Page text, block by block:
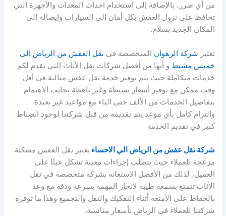
من أي ضرر، بالإضافة إلى استخدام احداث المعدات والأجهزة التي
تحافظ على نزول العفش بكل أمان إلى السيارات وإيصاله إلى
المكان الجديد بسلام.
تعتبر شركة الرهوان المتخصصة فى نقل العفش من الرياض الي
خميس مشيط و أبها من أفضل شركات نقل الأثاث التي تقدم لكم
خدمات متكاملة حيث يتم توفير خدمة نقل عفش مثالية في أقل
وقت ممكن مع توفير أسعار بسيطة وغير باهظة بجانب الاهتمام
بتفاصيل الخدمات من الألف حتى الياء مع مواعيد غير بعيدة
والتزام كامل بأي موعد يتم تقديمه من قبل شركتنا لوجود انضباط
كبير في تقديم الخدمة
شركة نقل عفش من الرياض الي الاحساء يعتبر نقل العفش مشكلة
مزعجة للعملاء حيث يتطلب إجراءات معينة تشكل عبئًا على
العميل، لذلك من الأفضل الاستعانة بشركة متخصصة في نقل
الأثاث تتمتع بسمعة طيبة لإنجاز المهمة بسرعة ودقة مع وعد
بالحفاظ على الأمتعة أثناء التفكيك والنقل والتجميع وهذا ما توفره
شركتنا للعملاء في الرياض بأسعار مناسبة.